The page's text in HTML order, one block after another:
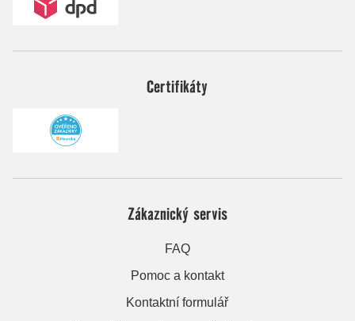
Certifikáty
Zákaznický servis
FAQ
Pomoc a kontakt
Kontaktní formulář